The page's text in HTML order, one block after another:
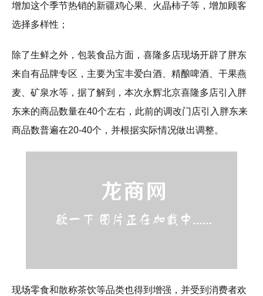
增加这个季节热销的新疆鸡心果、火晶柿子等，增加顾客
选择多样性；
除了生鲜之外，包装食品方面，喜隆多店现场开辟了胖东
来自有品牌专区，主要为宝丰爱白酒、精酿啤酒、干果燕
麦、矿泉水等，据了解到，本次永辉北京喜隆多店引入胖
东来的商品数量在40个左右，此前的调改门店引入胖东来
商品数普遍在20-40个，并根据实际情况做出调整。
现场零食和散称茶饮等品类也得到增强，并受到消费者欢